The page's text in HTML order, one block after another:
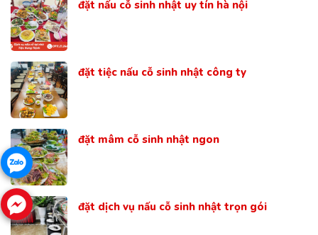
đặt nấu cỗ sinh nhật uy tín hà nội
đặt tiệc nấu cỗ sinh nhật công ty
đặt mâm cỗ sinh nhật ngon
đặt dịch vụ nấu cỗ sinh nhật trọn gói